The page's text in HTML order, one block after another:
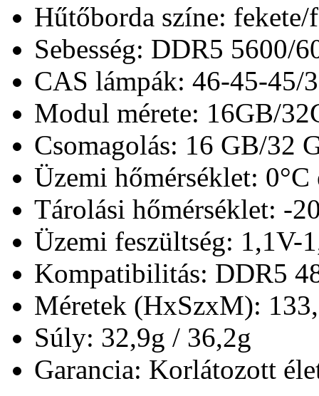
Hűtőborda színe: fekete/
Sebesség: DDR5 5600/
CAS lámpák: 46-45-45/
Modul mérete: 16GB/
Csomagolás: 16 GB/32
Üzemi hőmérséklet: 0°C
Tárolási hőmérséklet: -
Üzemi feszültség: 1,1V-
Kompatibilitás: DDR5
Méretek (HxSzxM):
Súly: 32,9g / 36,2g
Garancia: Korlátozott